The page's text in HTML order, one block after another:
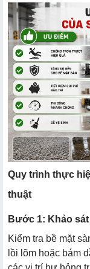
Quy trình thực
thuật
Bước 1: Khảo
Kiểm tra bề mặt
lồi lõm hoặc bám